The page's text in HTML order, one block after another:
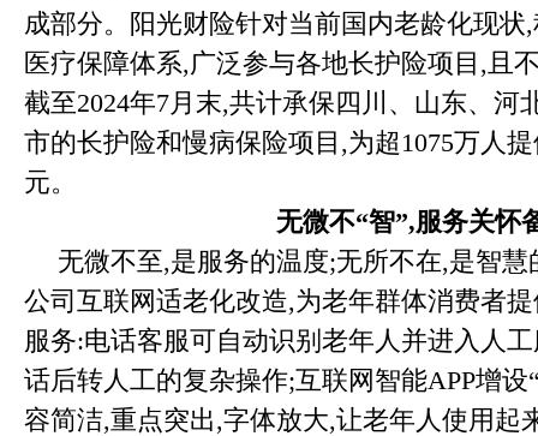
成部分。阳光财险针对当前国内老龄化现状
医疗保障体系,广泛参与各地长护险项目,且
截至2024年7月末,共计承保四川、山东、河
市的长护险和慢病保险项目,为超1075万人
元。
无微不“智”,服务关怀
无微不至,是服务的温度;无所不在,是智
公司互联网适老化改造,为老年群体消费者
服务:电话客服可自动识别老年人并进入人
话后转人工的复杂操作;互联网智能APP增设
容简洁,重点突出,字体放大,让老年人使用起